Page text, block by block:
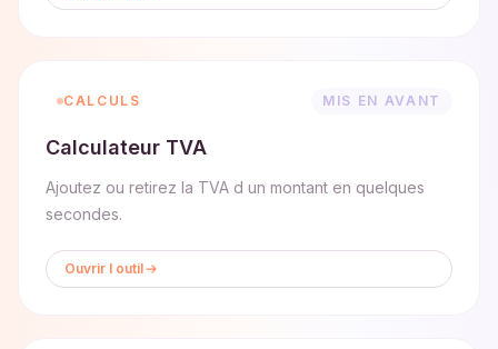
CALCULS MIS EN AVANT
Calculateur TVA
Ajoutez ou retirez la TVA d un montant en quelques
secondes.
Ouvrir l outil